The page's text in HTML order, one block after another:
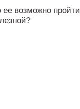
ее возможно пройти